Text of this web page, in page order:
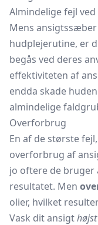
Almindelige fejl
Mens
hudplejerutine, er
begås ved deres
effektiviteten af
endda skade
almindelige
Overforbrug
En af de største
overforbrug af
jo oftere de
resultatet. Men
olier, hvilket
Vask dit ansigt